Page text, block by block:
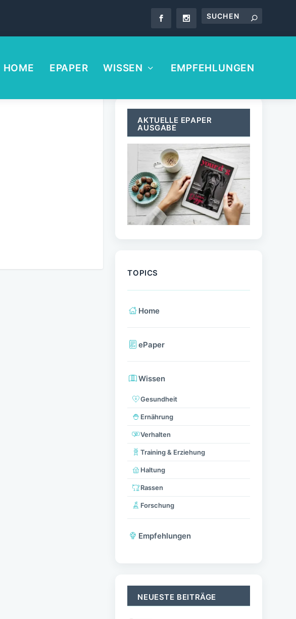
HOME EPAPER WISSEN EMPFEHLUNGEN
AKTUELLE EPAPER
AUSGABE
TOPICS
Home
ePaper
Wissen
Gesundheit
Ernährung
Verhalten
Training & Erziehung
Haltung
Rassen
Forschung
Empfehlungen
NEUESTE BEITRÄGE